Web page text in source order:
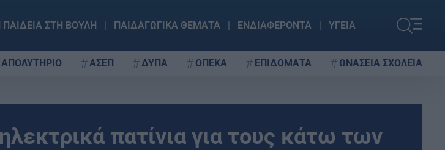
ΠΑΙΔΕΙΑ ΣΤΗ ΒΟΥΛΗ ΠΑΙΔΑΓΩΓΙΚΑ ΘΕΜΑΤΑ ΕΝΔΙΑΦΕΡΟΝΤΑ ΥΓΕΙΑ
ΑΣΕΠ ΔΥΠΑ ΟΠΕΚΑ ΕΠΙΔΟΜΑΤΑ ΩΝΑΣΕΙΑ ΣΧΟΛΕΙΑ
πατίνια για τους κάτω των